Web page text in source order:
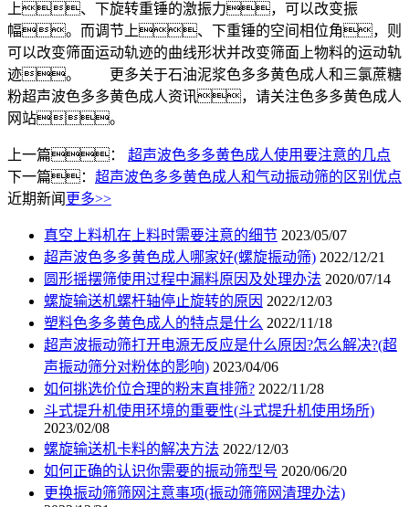
上、下旋转重锤的激振力，可以改变振
幅。而调节上、下重锤的空间相位角，则
可以改变筛面运动轨迹的曲线形状并改变筛面上物料的运动轨
迹。 更多关于石油泥浆色多多黄色成人和三氯蔗糖
粉超声波色多多黄色成人资讯，请关注色多多黄色成人
网站。
上一篇： 超声波色多多黄色成人使用要注意的几点
下一篇： 超声波色多多黄色成人和气动振动筛的区别优点
近期新闻 更多>>
真空上料机在上料时需要注意的细节 2023/05/07
超声波色多多黄色成人哪家好(螺旋振动筛) 2022/12/21
圆形摇摆筛使用过程中漏料原因及处理办法 2020/07/14
螺旋输送机螺杆轴停止旋转的原因 2022/12/03
塑料色多多黄色成人的特点是什么 2022/11/18
超声波振动筛打开电源无反应是什么原因?怎么解决?(超
声振动筛分对粉体的影响) 2023/04/06
如何挑选价位合理的粉末直排筛? 2022/11/28
斗式提升机使用环境的重要性(斗式提升机使用场所)
2023/02/08
螺旋输送机卡料的解决方法 2022/12/03
如何正确的认识你需要的振动筛型号 2020/06/20
更换振动筛筛网注意事项(振动筛筛网清理办法)